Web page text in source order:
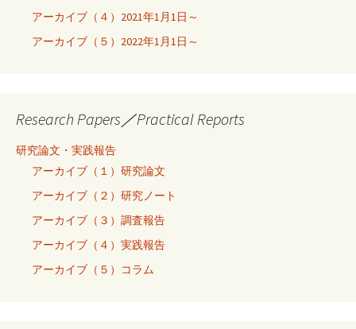
アーカイブ（４）2021年1月1日～
アーカイブ（５）2022年1月1日～
Research Papers／Practical Reports
研究論文・実践報告
アーカイブ（１）研究論文
アーカイブ（２）研究ノート
アーカイブ（３）調査報告
アーカイブ（４）実践報告
アーカイブ（５）コラム